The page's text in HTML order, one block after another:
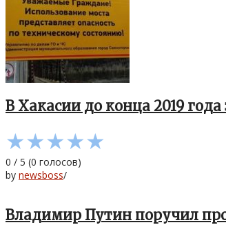
В Хакасии до конца 2019
★★★★★
0 / 5 (0 голосов)
by newsboss/
Владимир Путин поручил